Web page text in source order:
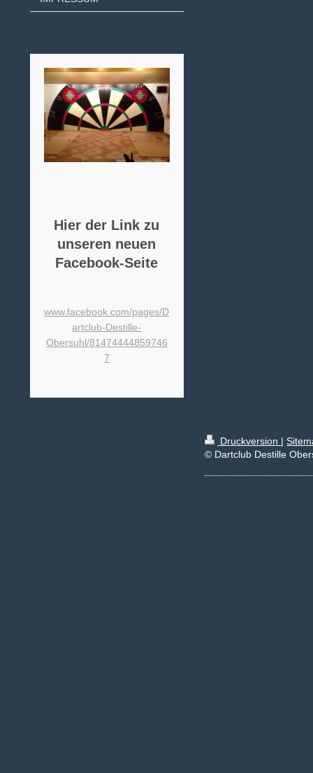
Hier der Link zu
unseren neuen
Facebook-Seite
www.facebook.com/pages/D
artclub-Destille-
Obersuhl/81474444859746
7
Druckversion |
© Dartclub Destille